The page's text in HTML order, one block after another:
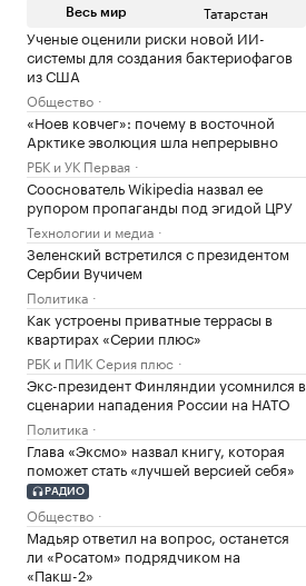
Весь мир Татарстан
Ученые оценили риски новой ИИ-
системы для создания бактериофагов
из США
Общество
«Ноев ковчег»: почему в восточной
Арктике эволюция шла непрерывно
РБК и УК Первая
Сооснователь Wikipedia назвал ее
рупором пропаганды под эгидой ЦРУ
Технологии и медиа
Зеленский встретился с президентом
Сербии Вучичем
Политика
Как устроены приватные террасы в
квартирах «Серии плюс»
РБК и ПИК Серия плюс
Экс-президент Финляндии усомнился в
сценарии нападения России на НАТО
Политика
Глава «Эксмо» назвал книгу, которая
поможет стать «лучшей версией себя»
РАДИО
Общество
Мадьяр ответил на вопрос, останется
ли «Росатом» подрядчиком на
«Пакш-2»